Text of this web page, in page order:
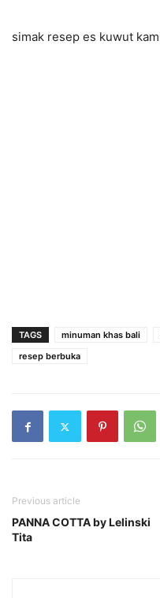
simak resep es kuwut
TAGS minuman khas bali
resep berbuka
Previous article
PANNA COTTA by Lelinski
Tita